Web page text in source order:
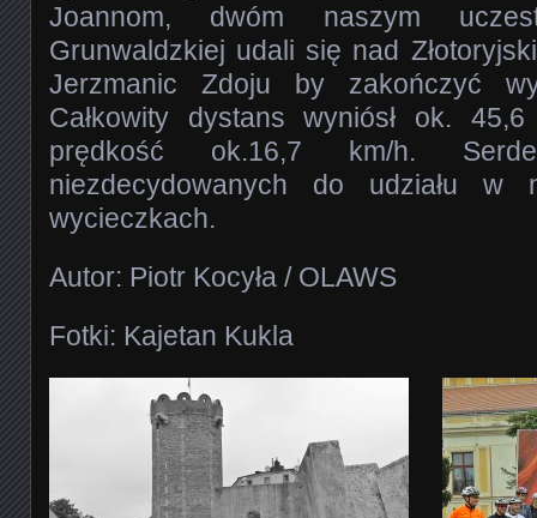
Joannom, dwóm naszym
Grunwaldzkiej udali się nad
Jerzmanic Zdoju by zakończyć
Całkowity dystans wyniósł ok.
prędkość ok.16,7 km/h.
niezdecydowanych do udziału w
wycieczkach.
Autor: Piotr Kocyła / OLAWS
Fotki: Kajetan Kukla